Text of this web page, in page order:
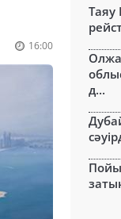
16:00
д...